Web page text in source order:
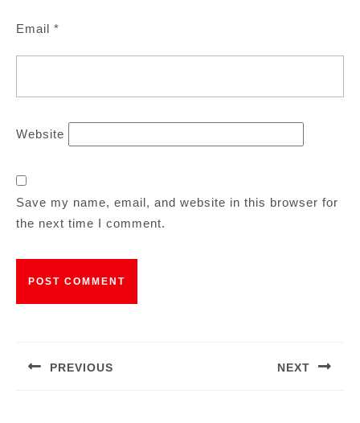
Email *
Website
Save my name, email, and website in this browser for
the next time I comment.
PREVIOUS NEXT